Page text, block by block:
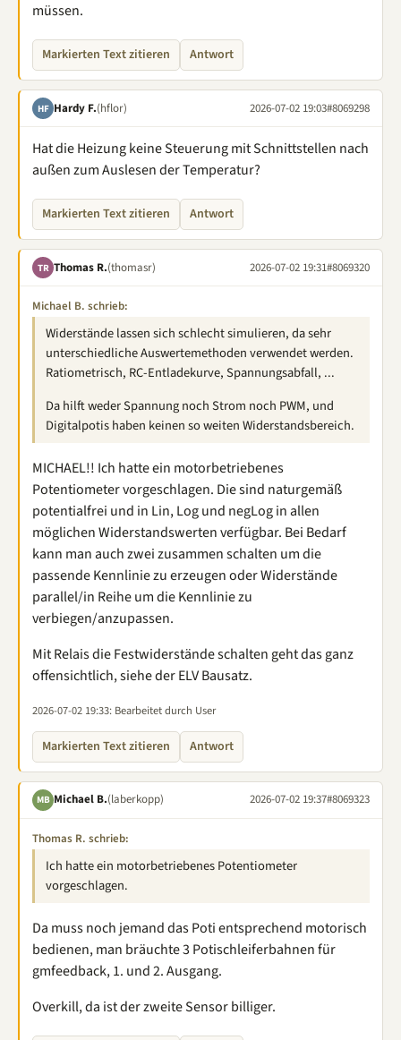
müssen.
Markierten Text zitieren Antwort
HF Hardy F.(hflor) 2026-07-02 19:03#8069298
Hat die Heizung keine Steuerung mit Schnittstellen nach
außen zum Auslesen der Temperatur?
Markierten Text zitieren Antwort
TR Thomas R.(thomasr) 2026-07-02 19:31#8069320
Michael B. schrieb:
Widerstände lassen sich schlecht simulieren, da sehr
unterschiedliche Auswertemethoden verwendet werden.
Ratiometrisch, RC-Entladekurve, Spannungsabfall, ...
Da hilft weder Spannung noch Strom noch PWM, und
Digitalpotis haben keinen so weiten Widerstandsbereich.
MICHAEL!! Ich hatte ein motorbetriebenes
Potentiometer vorgeschlagen. Die sind naturgemäß
potentialfrei und in Lin, Log und negLog in allen
möglichen Widerstandswerten verfügbar. Bei Bedarf
kann man auch zwei zusammen schalten um die
passende Kennlinie zu erzeugen oder Widerstände
parallel/in Reihe um die Kennlinie zu
verbiegen/anzupassen.
Mit Relais die Festwiderstände schalten geht das ganz
offensichtlich, siehe der ELV Bausatz.
2026-07-02 19:33: Bearbeitet durch User
Markierten Text zitieren Antwort
MB Michael B.(laberkopp) 2026-07-02 19:37#8069323
Thomas R. schrieb:
Ich hatte ein motorbetriebenes Potentiometer
vorgeschlagen.
Da muss noch jemand das Poti entsprechend motorisch
bedienen, man bräuchte 3 Potischleiferbahnen für
gmfeedback, 1. und 2. Ausgang.
Overkill, da ist der zweite Sensor billiger.